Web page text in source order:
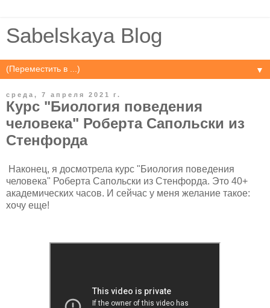
Sabelskaya Blog
▼
среда, 7 апреля 2021 г.
Курс "Биология поведения
человека" Роберта Сапольски из
Стенфорда
Наконец, я досмотрела курс "Биология поведения
человека" Роберта Сапольски из Стенфорда. Это 40+
академических часов. И сейчас у меня желание такое:
хочу еще!